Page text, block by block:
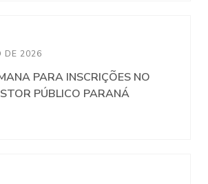
DE 2026
PARA INSCRIÇÕES NO
PÚBLICO PARANÁ